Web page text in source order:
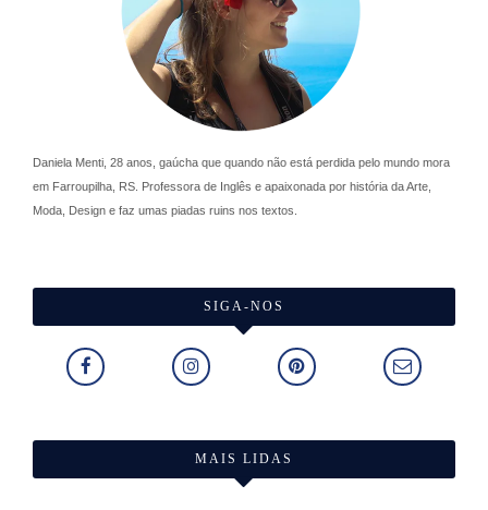
Daniela Menti, 28 anos, gaúcha que quando não está perdida pelo mundo mora
em Farroupilha, RS. Professora de Inglês e apaixonada por história da Arte,
Moda, Design e faz umas piadas ruins nos textos.
SIGA-NOS
MAIS LIDAS